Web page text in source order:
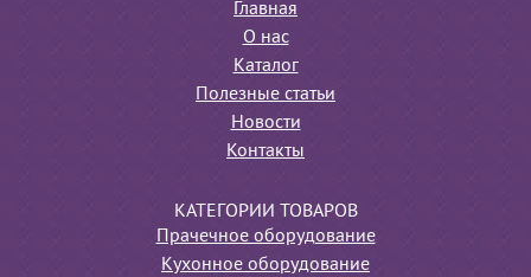
Главная
О нас
Каталог
Полезные статьи
Новости
Контакты
КАТЕГОРИИ ТОВАРОВ
Прачечное оборудование
Кухонное оборудование